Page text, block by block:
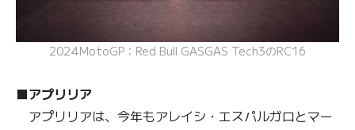
2024MotoGP：Red Bull GASGAS Tech3のRC16
■アプリリア
アプリリアは、今年もアレイシ・エスパルガロとマー